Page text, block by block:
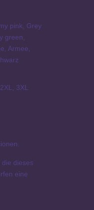
pink, Grey
green,
Armee,
3XL
dieses
eine